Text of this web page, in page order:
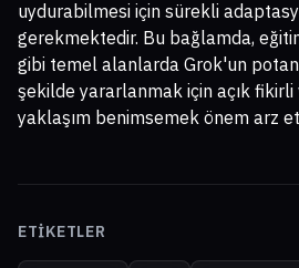
uydurabilmesi için sürekli
gerekmektedir. Bu bağlamda,
gibi temel alanlarda Grok'un
şekilde yararlanmak için açık
yaklaşım benimsemek önem arz
ETIKETLER